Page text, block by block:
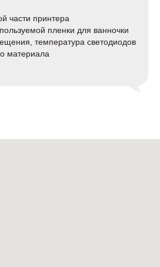
части принтера
пленки для ванночки
температура светодиодов
материала